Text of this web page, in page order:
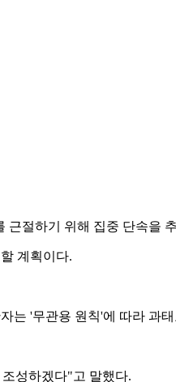
절하기 위해 집중 단속을
계획이다.
는 '무관용 원칙'에 따라 과
성하겠다"고 말했다.